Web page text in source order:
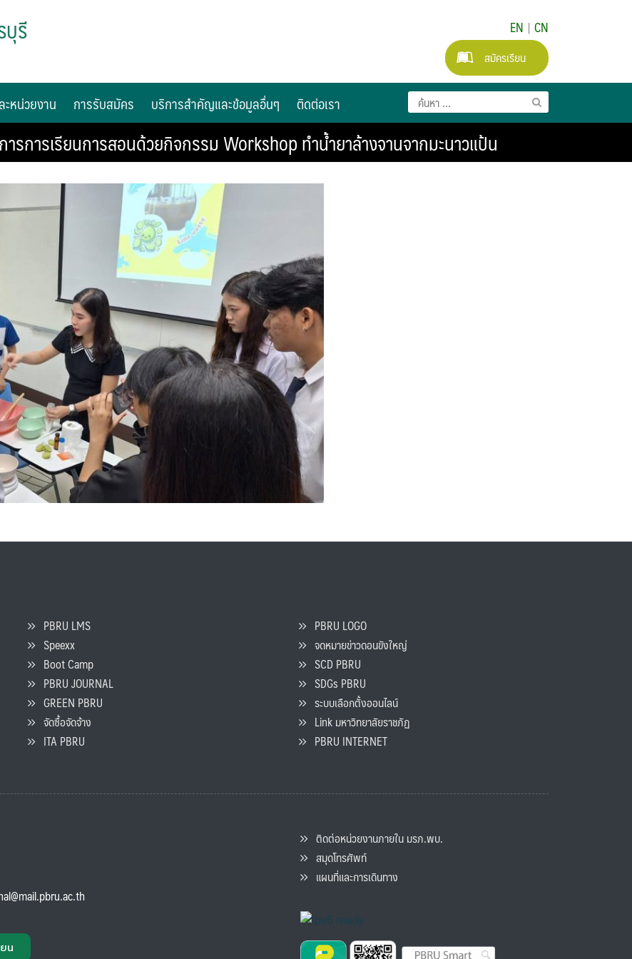
รี EN | CN
สมัครเรียน
หน่วยงาน การรับสมัคร บริการสำคัญและข้อมูลอื่นๆ ติดต่อเรา
รการเรียนการสอนด้วยกิจกรรม Workshop ทำน้ำยาล้างจานจากมะนาวแป้น
PBRU LMS
Speexx
Boot Camp
PBRU JOURNAL
GREEN PBRU
จัดซื้อจัดจ้าง
ITA PBRU
PBRU LOGO
จดหมายข่าวดอนขังใหญ่
SCD PBRU
SDGs PBRU
ระบบเลือกตั้งออนไลน์
Link มหาวิทยาลัยราชภัฏ
PBRU INTERNET
น
ติดต่อหน่วยงานภายใน มรภ.พบ.
สมุดโทรศัพท์
แผนที่และการเดินทาง